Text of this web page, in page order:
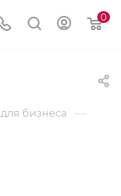
0
бизнеса —